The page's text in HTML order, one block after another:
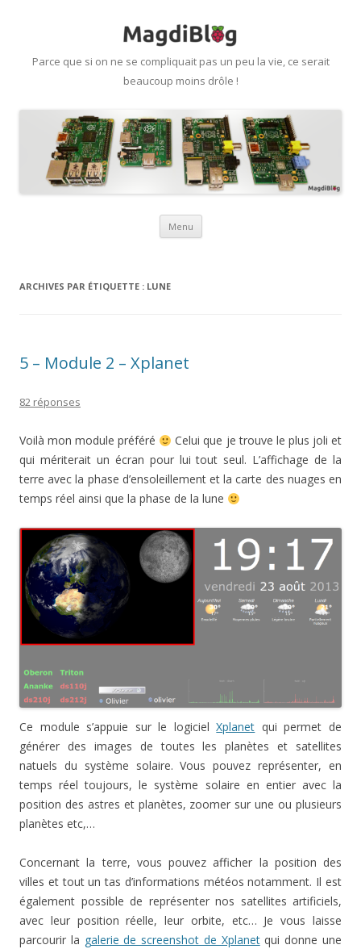
Parce que si on ne se compliquait pas un peu la vie, ce serait
beaucoup moins drôle !
Menu Aller
ARCHIVES PAR ÉTIQUETTE : LUNE
5 – Module 2 – Xplanet
82 réponses
Voilà mon module préféré
Celui que je trouve le plus joli et
qui mériterait un écran pour lui tout seul. L’affichage de la
terre avec la phase d’ensoleillement et la carte des nuages en
temps réel ainsi que la phase de la lune
Ce module s’appuie sur le logicielXplanet qui permet de
générer des images de toutes les planètes et satellites
natuels du système solaire. Vous pouvez représenter, en
temps réel toujours, le système solaire en entier avec la
position des astres et planètes, zoomer sur une ou plusieurs
planètes etc,…
Concernant la terre, vous pouvez afficher la position des
villes et tout un tas d’informations météos notamment. Il est
également possible de représenter nos satellites artificiels,
avec leur position réelle, leur orbite, etc… Je vous laisse
parcourir la galerie de screenshot de Xplanetqui donne une